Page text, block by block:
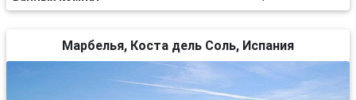
Марбелья, Коста дель Соль, Испания